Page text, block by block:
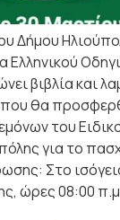
Δήμου
Ελληνικού
βιβλία και
θα
του
για το
Στο
ώρες 08:00